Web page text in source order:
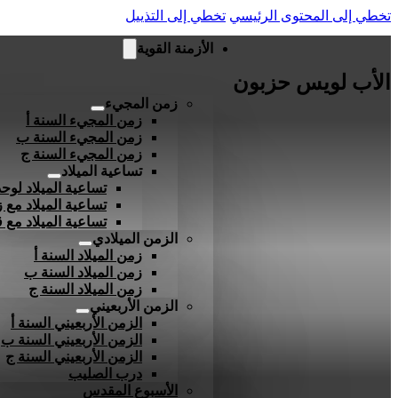
تخطي إلى المحتوى الرئيسي تخطي إلى التذييل
الأزمنة القوية
زمن المجيء
زمن المجيء السنة أ
زمن المجيء السنة ب
زمن المجيء السنة ج
تساعية الميلاد
تساعية الميلاد
تساعية الميلاد مع
تساعية الميلاد
الزمن الميلادي
زمن الميلاد السنة أ
زمن الميلاد السنة ب
زمن الميلاد السنة ج
الزمن الأربعيني
الزمن الأربعيني السنة أ
الزمن الأربعيني السنة ب
الزمن الأربعيني السنة ج
درب الصليب
الأسبوع المقدس
الأب لويس حزبون